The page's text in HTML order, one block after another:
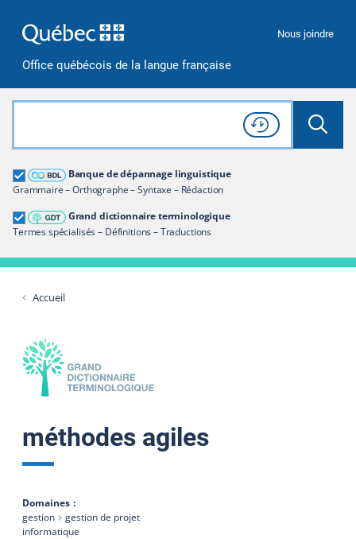
Office québécois de la langue française
Nous joindre
Rechercher dans tout le site
Lancer
Consulter l'
Historique
de recherche
Banque de dépannage linguistique
Grammaire – Orthographe – Syntaxe – Rédaction
Grand dictionnaire terminologique
Termes spécialisés – Définitions – Traductions
Grand dictionnaire terminologique
Restreindre aux termes
Accueil
méthodes agiles
Domaines
gestion
gestion de projet
informatique